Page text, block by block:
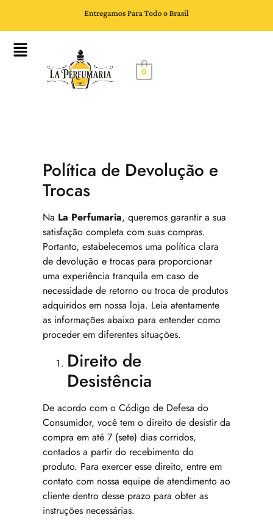
0
Política de Devolução e
Trocas
Na La Perfumaria, queremos garantir a sua
satisfação completa com suas compras.
Portanto, estabelecemos uma política clara
de devolução e trocas para proporcionar
uma experiência tranquila em caso de
necessidade de retorno ou troca de produtos
adquiridos em nossa loja. Leia atentamente
as informações abaixo para entender como
proceder em diferentes situações.
Direito de
Desistência
De acordo com o Código de Defesa do
Consumidor, você tem o direito de desistir da
compra em até 7 (sete) dias corridos,
contados a partir do recebimento do
produto. Para exercer esse direito, entre em
contato com nossa equipe de atendimento ao
cliente dentro desse prazo para obter as
instruções necessárias.